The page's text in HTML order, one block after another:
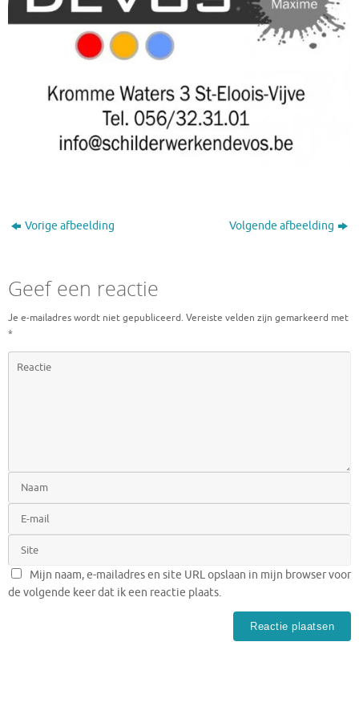
Vorige afbeelding Volgende afbeelding
Geef een reactie
Je e-mailadres wordt niet gepubliceerd. Vereiste velden zijn gemarkeerd met
*
Mijn naam, e-mailadres en site URL opslaan in mijn browser voor
de volgende keer dat ik een reactie plaats.